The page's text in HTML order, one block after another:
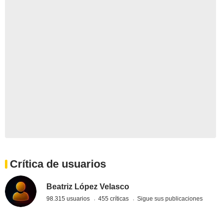
Crítica de usuarios
Beatriz López Velasco
98.315 usuarios 455 críticas Sigue sus publicaciones